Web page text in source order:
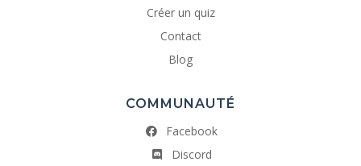
Créer un quiz
Contact
Blog
COMMUNAUTÉ
Facebook
Discord